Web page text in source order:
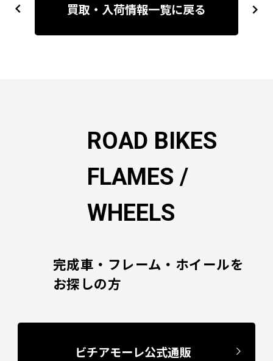
稿
previous next
買取・入荷情報一覧に戻る
ROAD BIKES
FLAMES /
WHEELS
完成車・フレーム・ホイールを
お探しの方
ビチアモーレ公式通販